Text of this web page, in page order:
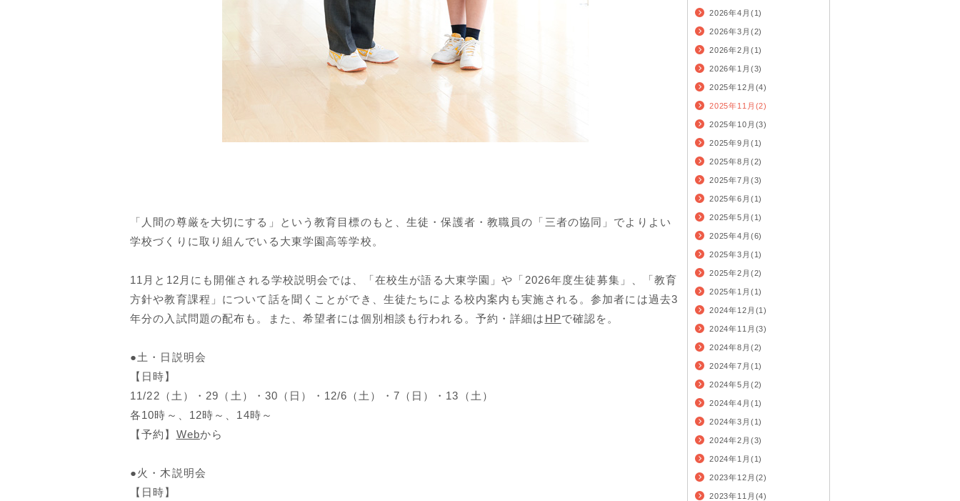
2026年4月(1)
2026年3月(2)
2026年2月(1)
2026年1月(3)
2025年12月(4)
2025年11月(2)
2025年10月(3)
2025年9月(1)
2025年8月(2)
2025年7月(3)
2025年6月(1)
2025年5月(1)
2025年4月(6)
2025年3月(1)
2025年2月(2)
2025年1月(1)
2024年12月(1)
2024年11月(3)
2024年8月(2)
2024年7月(1)
2024年5月(2)
2024年4月(1)
2024年3月(1)
2024年2月(3)
2024年1月(1)
2023年12月(2)
2023年11月(4)
「人間の尊厳を大切にする」という教育目標のもと、生徒・保護者・教職員の「三者の協同」でよりよい
学校づくりに取り組んでいる大東学園高等学校。
11月と12月にも開催される学校説明会では、「在校生が語る大東学園」や「2026年度生徒募集」、「教育
方針や教育課程」について話を聞くことができ、生徒たちによる校内案内も実施される。参加者には過去3
年分の入試問題の配布も。また、希望者には個別相談も行われる。予約・詳細は HPで確認を。
●土・日説明会
【日時】
11/22（土）・29（土）・30（日）・12/6（土）・7（日）・13（土）
各10時～、12時～、14時～
【予約】 Webから
●火・木説明会
【日時】